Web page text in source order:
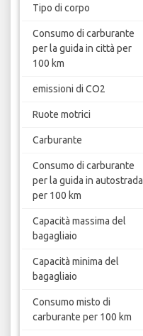
Tipo di corpo
Consumo di carburante
per la guida in città per
100 km
emissioni di CO2
Ruote motrici
Carburante
Consumo di carburante
per la guida in autostrada
per 100 km
Capacità massima del
bagagliaio
Capacità minima del
bagagliaio
Consumo misto di
carburante per 100 km